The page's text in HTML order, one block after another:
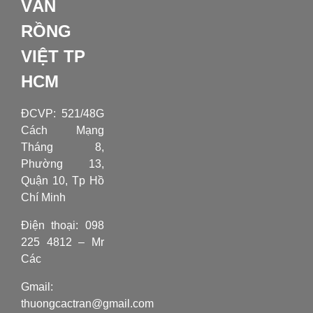
VẤN
RỒNG
VIỆT TP
HCM
ĐCVP: 521/48G
Cách Mạng
Tháng 8,
Phường 13,
Quận 10, Tp Hồ
Chí Minh
Điện thoại: 098
225 4812 – Mr
Các
Gmail:
thuongcactran@gmail.com